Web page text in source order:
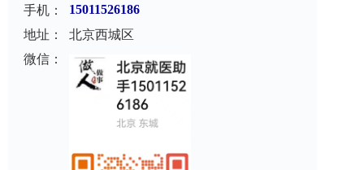
手机：
15011526186
地址：
北京西城区
微信：